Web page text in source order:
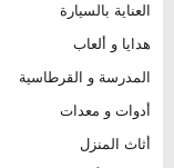
العناية بالسيارة
هدايا و ألعاب
المدرسة و القرطاسية
أدوات و معدات
أثاث المنزل